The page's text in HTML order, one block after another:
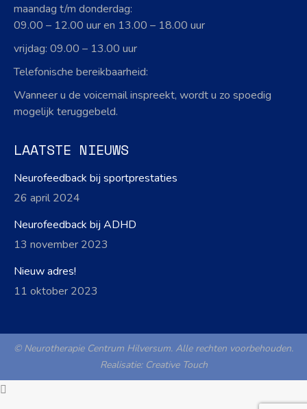
maandag t/m donderdag:
09.00 – 12.00 uur en 13.00 – 18.00 uur
vrijdag: 09.00 – 13.00 uur
Telefonische bereikbaarheid:
Wanneer u de voicemail inspreekt, wordt u zo spoedig
mogelijk teruggebeld.
LAATSTE NIEUWS
Neurofeedback bij sportprestaties
26 april 2024
Neurofeedback bij ADHD
13 november 2023
Nieuw adres!
11 oktober 2023
© Neurotherapie Centrum Hilversum. Alle rechten voorbehouden.
Realisatie: Creative Touch